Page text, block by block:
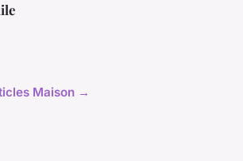
Maison →